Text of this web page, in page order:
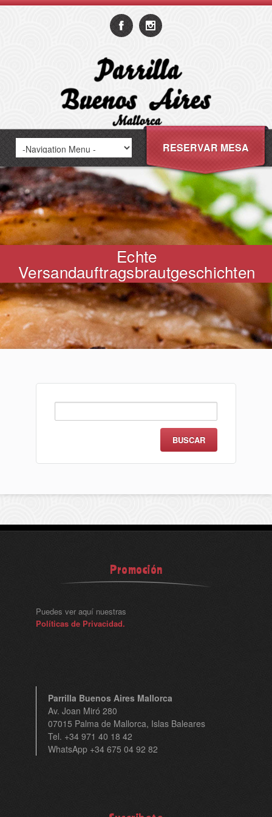
RESERVAR MESA
Echte
Versandauftragsbrautgeschichten
Promoción
Puedes ver aquí nuestras
Políticas de Privacidad.
Parrilla Buenos Aires Mallorca
Av. Joan Miró 280
07015 Palma de Mallorca, Islas Baleares
Tel. +34 971 40 18 42
WhatsApp +34 675 04 92 82